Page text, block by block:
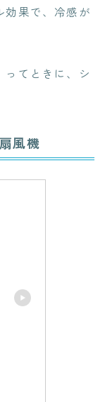
効果で、冷感が
ってときに、シ
風機